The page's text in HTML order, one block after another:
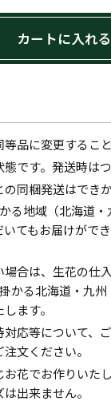
カートに入れる
品に変更するこ
です。発送時は
同梱発送はできか
る地域（北海道
てもお届けがで
合は、生花の仕
かる北海道・九
ます。
応等について、
文ください。
花でお作りいた
出来ません。